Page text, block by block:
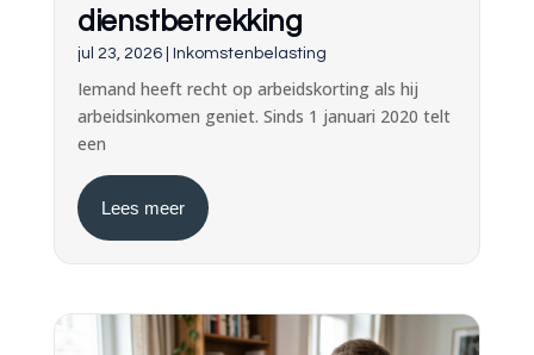
dienstbetrekking
jul 23, 2026| Inkomstenbelasting
Iemand heeft recht op arbeidskorting als hij
arbeidsinkomen geniet. Sinds 1 januari 2020 telt
een
Lees meer